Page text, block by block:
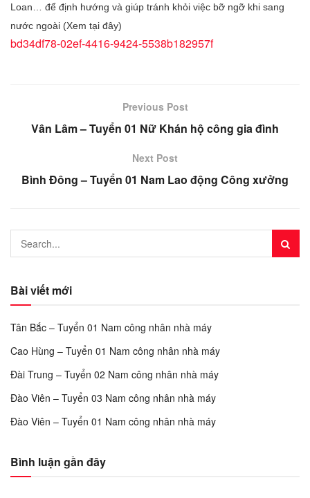
Loan… để định hướng và giúp tránh khỏi việc bỡ ngỡ khi sang
nước ngoài (Xem tại đây)
bd34df78-02ef-4416-9424-5538b182957f
Previous Post
Vân Lâm – Tuyển 01 Nữ Khán hộ công gia đình
Next Post
Bình Đông – Tuyển 01 Nam Lao động Công xưởng
Bài viết mới
Tân Bắc – Tuyển 01 Nam công nhân nhà máy
Cao Hùng – Tuyển 01 Nam công nhân nhà máy
Đài Trung – Tuyển 02 Nam công nhân nhà máy
Đào Viên – Tuyển 03 Nam công nhân nhà máy
Đào Viên – Tuyển 01 Nam công nhân nhà máy
Bình luận gần đây